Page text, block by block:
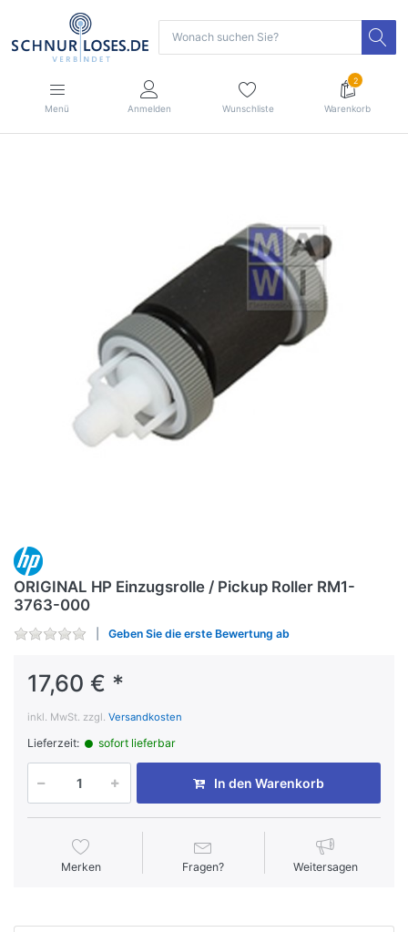
Menü Anmelden Wunschliste
2
Warenkorb
ORIGINAL HP Einzugsrolle / Pickup Roller RM1-
3763-000
Geben Sie die erste Bewertung ab
17,60 € *
inkl. MwSt. zzgl. Versandkosten
Lieferzeit: sofort lieferbar
In den Warenkorb
Merken Fragen? Weitersagen